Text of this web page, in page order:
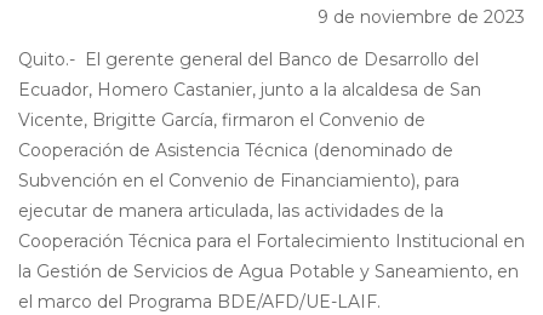
9 de noviembre de 2023
Quito.- El gerente general del Banco de Desarrollo del
Ecuador, Homero Castanier, junto a la alcaldesa de San
Vicente, Brigitte García, firmaron el Convenio de
Cooperación de Asistencia Técnica (denominado de
Subvención en el Convenio de Financiamiento), para
ejecutar de manera articulada, las actividades de la
Cooperación Técnica para el Fortalecimiento Institucional en
la Gestión de Servicios de Agua Potable y Saneamiento, en
el marco del Programa BDE/AFD/UE-LAIF.